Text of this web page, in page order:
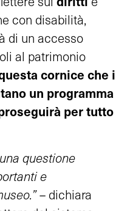
con disabilità,
di un accesso
al patrimonio
cornice che i
un programma
per tutto
questione
e
– dichiara